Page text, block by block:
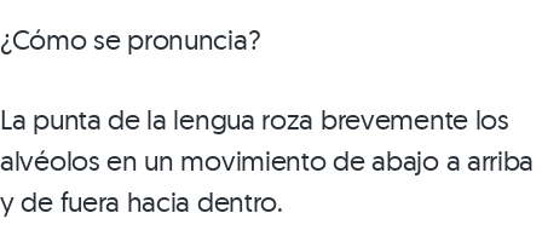
¿Cómo se pronuncia?
La punta de la lengua roza brevemente los
alvéolos en un movimiento de abajo a arriba
y de fuera hacia dentro.